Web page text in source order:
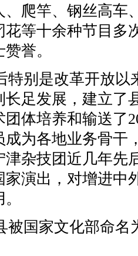
、爬竿、钢丝高车
花等十余种节目多
誉。
特别是改革开放以
长足发展，建立了
团体培养和输送了
为各地业务骨干
津杂技团近几年先
家演出，对增进中
被国家文化部命